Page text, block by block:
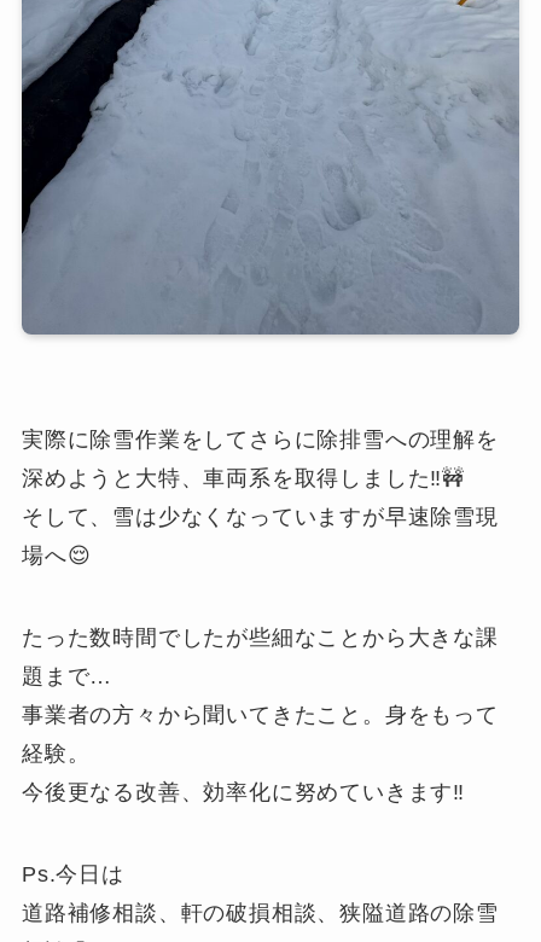
応援する
ご意見・ご感想
実際に除雪作業をしてさらに除排雪への理解を
深めようと大特、車両系を取得しました‼️🚧
そして、雪は少なくなっていますが早速除雪現
場へ😌
たった数時間でしたが些細なことから大きな課
題まで…
事業者の方々から聞いてきたこと。身をもって
経験。
今後更なる改善、効率化に努めていきます‼️
Ps.今日は
道路補修相談、軒の破損相談、狭隘道路の除雪